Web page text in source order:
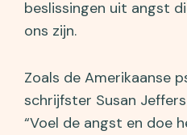
beslissingen uit angst
ons zijn.
Zoals de Amerikaanse
schrijfster Susan
“Voel de angst en doe